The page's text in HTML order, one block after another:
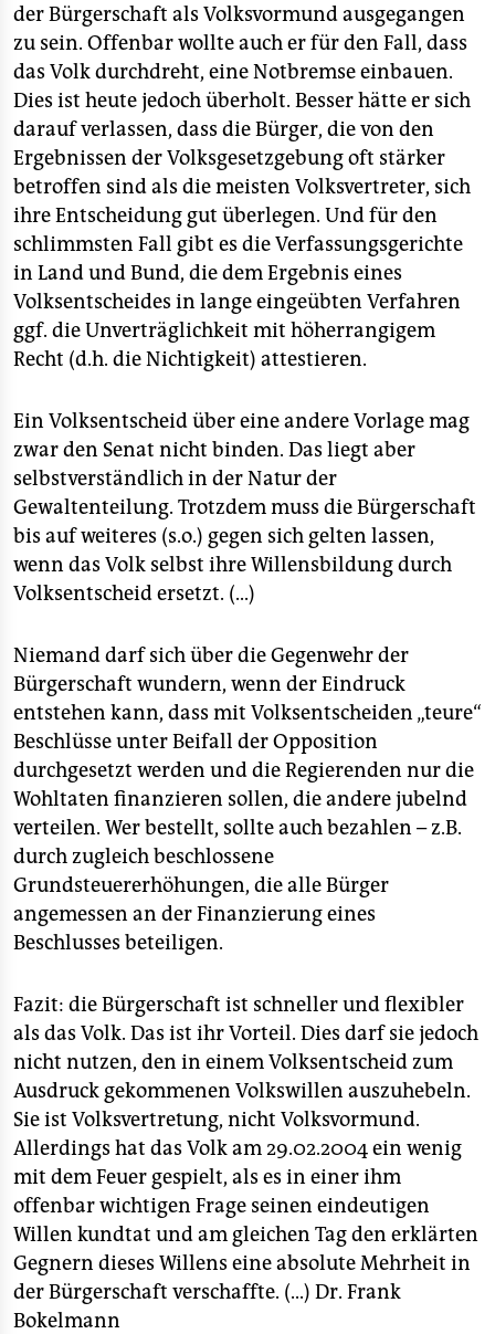
der Bürgerschaft als Volksvormund ausgegangen
zu sein. Offenbar wollte auch er für den Fall, dass
das Volk durchdreht, eine Notbremse einbauen.
Dies ist heute jedoch überholt. Besser hätte er sich
darauf verlassen, dass die Bürger, die von den
Ergebnissen der Volksgesetzgebung oft stärker
betroffen sind als die meisten Volksvertreter, sich
ihre Entscheidung gut überlegen. Und für den
schlimmsten Fall gibt es die Verfassungsgerichte
in Land und Bund, die dem Ergebnis eines
Volksentscheides in lange eingeübten Verfahren
ggf. die Unverträglichkeit mit höherrangigem
Recht (d.h. die Nichtigkeit) attestieren.
Ein Volksentscheid über eine andere Vorlage mag
zwar den Senat nicht binden. Das liegt aber
selbstverständlich in der Natur der
Gewaltenteilung. Trotzdem muss die Bürgerschaft
bis auf weiteres (s.o.) gegen sich gelten lassen,
wenn das Volk selbst ihre Willensbildung durch
Volksentscheid ersetzt. (...)
Niemand darf sich über die Gegenwehr der
Bürgerschaft wundern, wenn der Eindruck
entstehen kann, dass mit Volksentscheiden „teure“
Beschlüsse unter Beifall der Opposition
durchgesetzt werden und die Regierenden nur die
Wohltaten finanzieren sollen, die andere jubelnd
verteilen. Wer bestellt, sollte auch bezahlen – z.B.
durch zugleich beschlossene
Grundsteuererhöhungen, die alle Bürger
angemessen an der Finanzierung eines
Beschlusses beteiligen.
Fazit: die Bürgerschaft ist schneller und flexibler
als das Volk. Das ist ihr Vorteil. Dies darf sie jedoch
nicht nutzen, den in einem Volksentscheid zum
Ausdruck gekommenen Volkswillen auszuhebeln.
Sie ist Volksvertretung, nicht Volksvormund.
Allerdings hat das Volk am 29.02.2004 ein wenig
mit dem Feuer gespielt, als es in einer ihm
offenbar wichtigen Frage seinen eindeutigen
Willen kundtat und am gleichen Tag den erklärten
Gegnern dieses Willens eine absolute Mehrheit in
der Bürgerschaft verschaffte. (...) Dr. Frank
Bokelmann